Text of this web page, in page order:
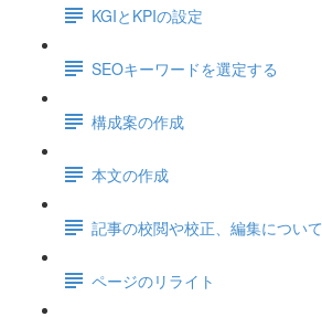
KGIとKPIの設定
SEOキーワードを選定する
構成案の作成
本文の作成
記事の校閲や校正、編集について
ページのリライト